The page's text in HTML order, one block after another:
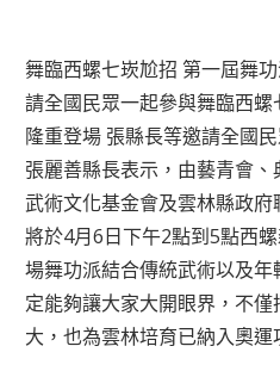
舞臨西螺七崁尬招 第一屆舞
請全國民眾一起參與舞臨西
隆重登場 張縣長等邀請全國
張麗善縣長表示，由藝青會
武術文化基金會及雲林縣政府
將於4月6日下午2點到5點西
場舞功派結合傳統武術以及
定能夠讓大家大開眼界，不
大，也為雲林培育已納入奧運